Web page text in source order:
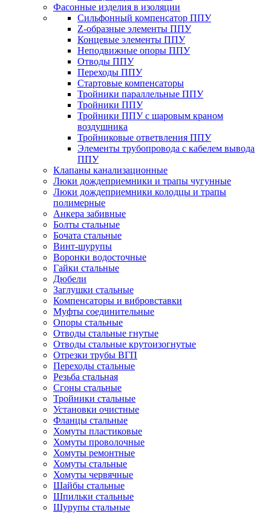
Фасонные изделия в изоляции
Cильфонный компенсатор ППУ
Z-образные элементы ППУ
Концевые элементы ППУ
Неподвижные опоры ППУ
Отводы ППУ
Переходы ППУ
Стартовые компенсаторы
Тройники параллельные ППУ
Тройники ППУ
Тройники ППУ с шаровым краном
воздушника
Тройниковые ответвления ППУ
Элементы трубопровода с кабелем вывода
ППУ
Клапаны канализационные
Люки дождеприемники и трапы чугунные
Люки дождеприемники колодцы и трапы
полимерные
Анкера забивные
Болты стальные
Бочата стальные
Винт-шурупы
Воронки водосточные
Гайки стальные
Дюбели
Заглушки стальные
Компенсаторы и вибровставки
Муфты соединительные
Опоры стальные
Отводы стальные гнутые
Отводы стальные крутоизогнутые
Отрезки трубы ВГП
Переходы стальные
Резьба стальная
Сгоны стальные
Тройники стальные
Установки очистные
Фланцы стальные
Хомуты пластиковые
Хомуты проволочные
Хомуты ремонтные
Хомуты стальные
Хомуты червячные
Шайбы стальные
Шпильки стальные
Шурупы стальные